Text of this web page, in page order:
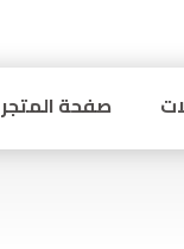
صفحة المتجر